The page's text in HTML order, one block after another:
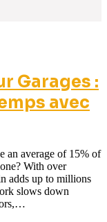
Garages :
avec
an average of 15% of
With over
adds up to millions
slows down